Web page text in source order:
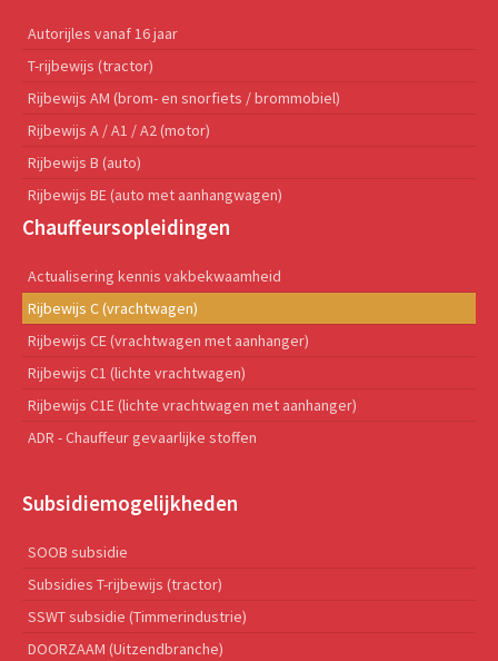
Autorijles vanaf 16 jaar
T-rijbewijs (tractor)
Rijbewijs AM (brom- en snorfiets / brommobiel)
Rijbewijs A / A1 / A2 (motor)
Rijbewijs B (auto)
Rijbewijs BE (auto met aanhangwagen)
Chauffeursopleidingen
Actualisering kennis vakbekwaamheid
Rijbewijs C (vrachtwagen)
Rijbewijs CE (vrachtwagen met aanhanger)
Rijbewijs C1 (lichte vrachtwagen)
Rijbewijs C1E (lichte vrachtwagen met aanhanger)
ADR - Chauffeur gevaarlijke stoffen
Subsidiemogelijkheden
SOOB subsidie
Subsidies T-rijbewijs (tractor)
SSWT subsidie (Timmerindustrie)
DOORZAAM (Uitzendbranche)